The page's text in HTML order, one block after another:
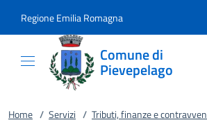
Regione Emilia Romagna
Comune di
Pievepelago
Home / Servizi / Tributi, finanze e